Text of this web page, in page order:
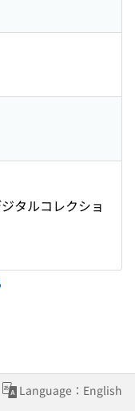
タルコレクショ
Language：English